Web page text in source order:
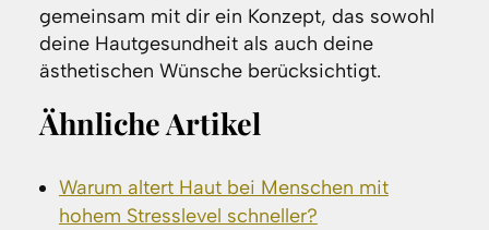
gemeinsam mit dir ein Konzept, das sowohl
deine Hautgesundheit als auch deine
ästhetischen Wünsche berücksichtigt.
Ähnliche Artikel
Warum altert Haut bei Menschen mit
hohem Stresslevel schneller?